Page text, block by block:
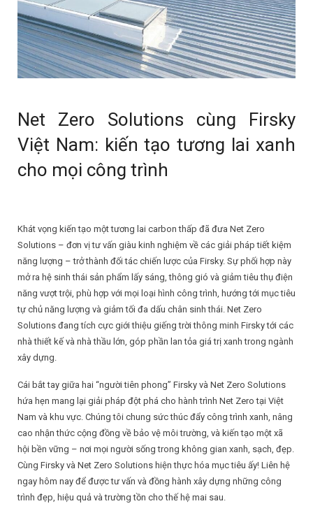
Net Zero Solutions cùng Firsky
Việt Nam: kiến tạo tương lai xanh
cho mọi công trình
Khát vọng kiến tạo một tương lai carbon thấp đã đưa Net Zero
Solutions – đơn vị tư vấn giàu kinh nghiệm về các giải pháp tiết kiệm
năng lượng – trở thành đối tác chiến lược của Firsky. Sự phối hợp này
mở ra hệ sinh thái sản phẩm lấy sáng, thông gió và giảm tiêu thụ điện
năng vượt trội, phù hợp với mọi loại hình công trình, hướng tới mục tiêu
tự chủ năng lượng và giảm tối đa dấu chân sinh thái. Net Zero
Solutions đang tích cực giới thiệu giếng trời thông minh Firsky tới các
nhà thiết kế và nhà thầu lớn, góp phần lan tỏa giá trị xanh trong ngành
xây dựng.
Cái bắt tay giữa hai “người tiên phong” Firsky và Net Zero Solutions
hứa hẹn mang lại giải pháp đột phá cho hành trình Net Zero tại Việt
Nam và khu vực. Chúng tôi chung sức thúc đẩy công trình xanh, nâng
cao nhận thức cộng đồng về bảo vệ môi trường, và kiến tạo một xã
hội bền vững – nơi mọi người sống trong không gian xanh, sạch, đẹp.
Cùng Firsky và Net Zero Solutions hiện thực hóa mục tiêu ấy! Liên hệ
ngay hôm nay để được tư vấn và đồng hành xây dựng những công
trình đẹp, hiệu quả và trường tồn cho thế hệ mai sau.